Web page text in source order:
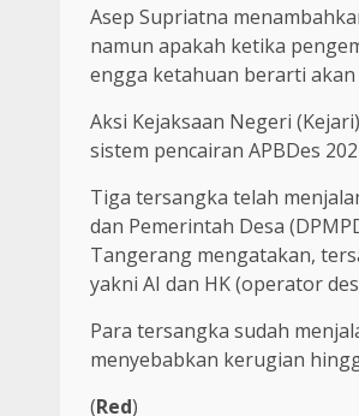
Asep Supriatna
namun apakah ketika
engga ketahuan berarti akan
Aksi Kejaksaan Negeri
sistem pencairan APBDes
Tiga tersangka telah
dan Pemerintah Desa
Tangerang mengatakan,
yakni AI dan HK (operator
Para tersangka sudah
menyebabkan kerugian
(Red)